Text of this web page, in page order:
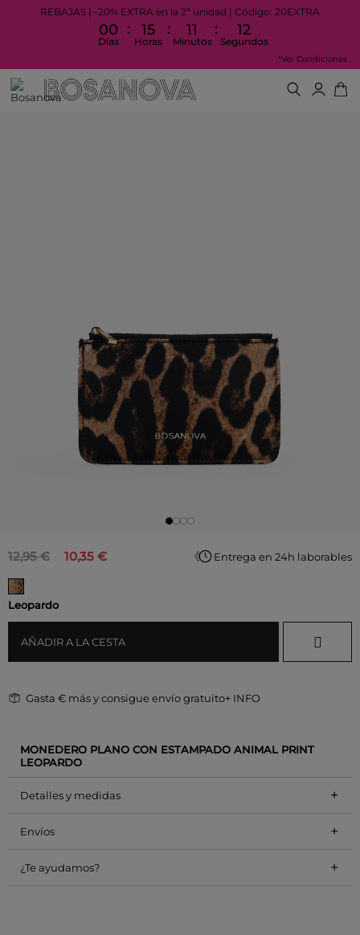
REBAJAS | -20% EXTRA en la 2ª unidad | Código: 20EXTRA
00
Días
: 15
Horas
: 11
Minutos
: 11
Segundos
*Ver Condiciones
10,35 €
12,95 €
Leopardo
AÑADIR A LA CESTA
Entrega en 24h laborables
Gasta € más y consigue envío gratuito+ INFO
MONEDERO PLANO CON ESTAMPADO ANIMAL PRINT
LEOPARDO
Detalles y medidas +
Envíos +
¿Te ayudamos? +